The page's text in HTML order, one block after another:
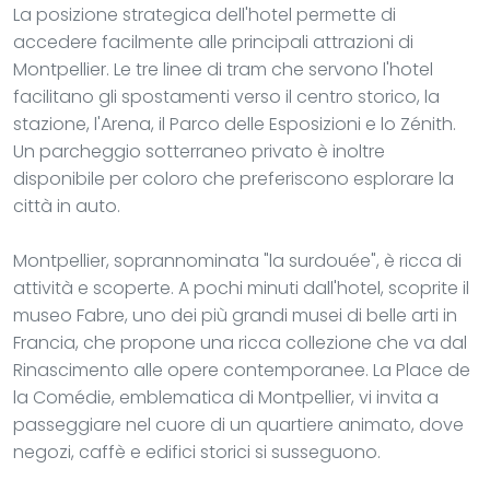
La posizione strategica dell'hotel permette di
accedere facilmente alle principali attrazioni di
Montpellier. Le tre linee di tram che servono l'hotel
facilitano gli spostamenti verso il centro storico, la
stazione, l'Arena, il Parco delle Esposizioni e lo Zénith.
Un parcheggio sotterraneo privato è inoltre
disponibile per coloro che preferiscono esplorare la
città in auto.
Montpellier, soprannominata "la surdouée", è ricca di
attività e scoperte. A pochi minuti dall'hotel, scoprite il
museo Fabre, uno dei più grandi musei di belle arti in
Francia, che propone una ricca collezione che va dal
Rinascimento alle opere contemporanee. La Place de
la Comédie, emblematica di Montpellier, vi invita a
passeggiare nel cuore di un quartiere animato, dove
negozi, caffè e edifici storici si susseguono.